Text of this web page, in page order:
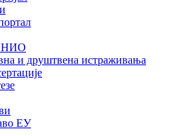
НИО
и друштвена истраживања
ЕУ